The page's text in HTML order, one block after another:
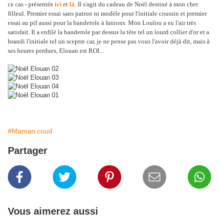
ce cas - présentée ici et là. Il s'agit du cadeau de Noël destiné à mon cher
filleul. Premier essai sans patron ni modèle pour l'initiale coussin et premier
essai au pif aussi pour la banderole à fanions. Mon Loulou a eu l'air très
satisfait. Il a enfilé la banderole par dessus la tête tel un lourd collier d'or et a
brandi l'initiale tel un sceptre car, je ne pense pas vous l'avoir déjà dit, mais à
ses heures perdues, Elouan est ROI...
#Maman coud
Partager
Vous aimerez aussi